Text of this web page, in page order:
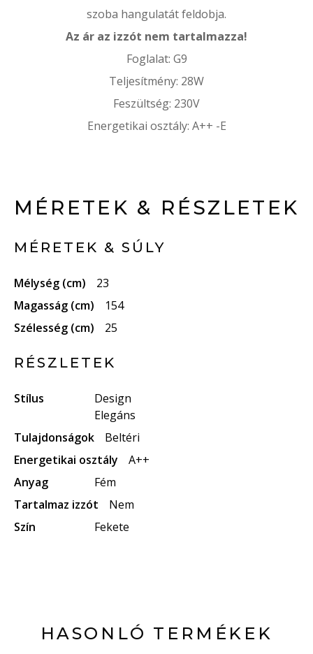
szoba hangulatát feldobja.
Az ár az izzót nem tartalmazza!
Foglalat: G9
Teljesítmény: 28W
Feszültség: 230V
Energetikai osztály: A++ -E
MÉRETEK & RÉSZLETEK
MÉRETEK & SÚLY
Mélység (cm)
23
Magasság (cm)
154
Szélesség (cm)
25
RÉSZLETEK
Stílus
Design
Elegáns
Tulajdonságok
Beltéri
Energetikai osztály
A++
Anyag
Fém
Tartalmaz izzót
Nem
Szín
Fekete
HASONLÓ TERMÉKEK